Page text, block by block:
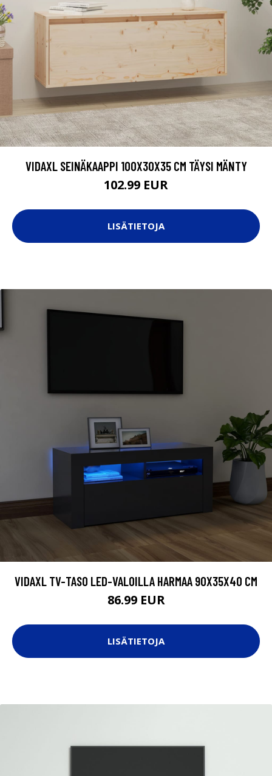
VIDAXL SEINÄKAAPPI 100X30X35 CM TÄYSI MÄNTY
102.99 EUR
LISÄTIETOJA
VIDAXL TV-TASO LED-VALOILLA HARMAA 90X35X40 CM
86.99 EUR
LISÄTIETOJA